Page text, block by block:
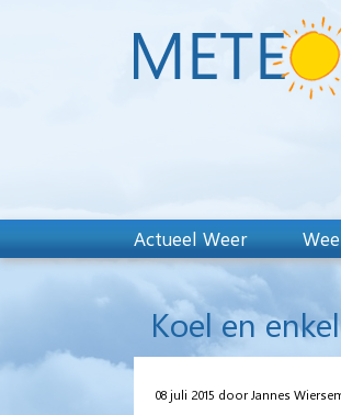
Actueel Weer
Koel en
08 juli 2015 door Jannes